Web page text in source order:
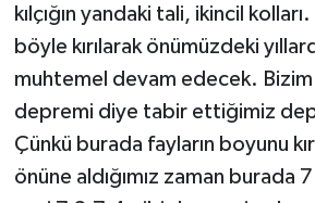
kılçığın yandaki tali, ikincil
böyle kırılarak önümüzdeki
muhtemel devam edecek.
depremi diye tabir ettiğimiz
Çünkü burada fayların boyunu
önüne aldığımız zaman burada